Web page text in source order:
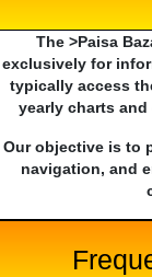
The >Paisa
exclusively for
typically access
yearly charts
Our objective is to
navigation, and